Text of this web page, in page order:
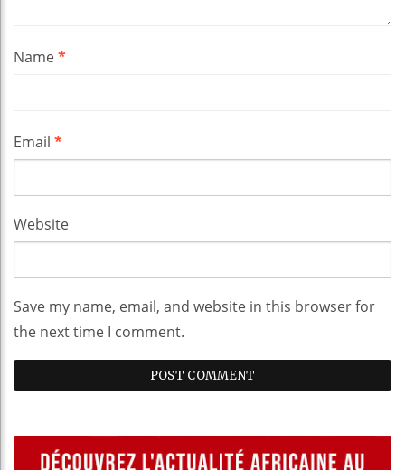
Name*
Email *
Website
Save my name, email, and website in this browser for
the next time I comment.